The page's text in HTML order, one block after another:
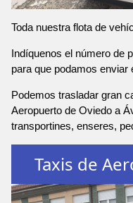
Toda nuestra flota de
Indíquenos el número de
para que podamos enviar
Podemos trasladar gran
Aeropuerto de Oviedo a
transportines, enseres,
Taxis de